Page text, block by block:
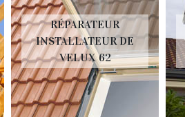
RÉPARATEUR
INSTALLATEUR DE
VELUX 62